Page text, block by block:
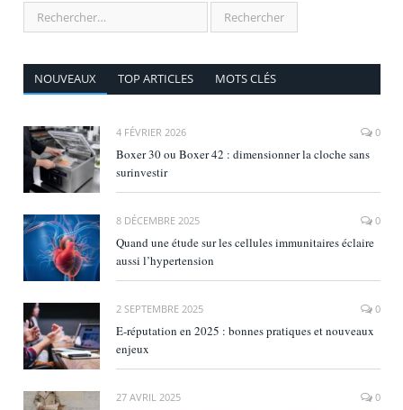
NOUVEAUX TOP ARTICLES MOTS CLÉS
4 FÉVRIER 2026 0
Boxer 30 ou Boxer 42 : dimensionner la cloche sans
surinvestir
8 DÉCEMBRE 2025 0
Quand une étude sur les cellules immunitaires éclaire
aussi l’hypertension
2 SEPTEMBRE 2025 0
E‑réputation en 2025 : bonnes pratiques et nouveaux
enjeux
27 AVRIL 2025 0